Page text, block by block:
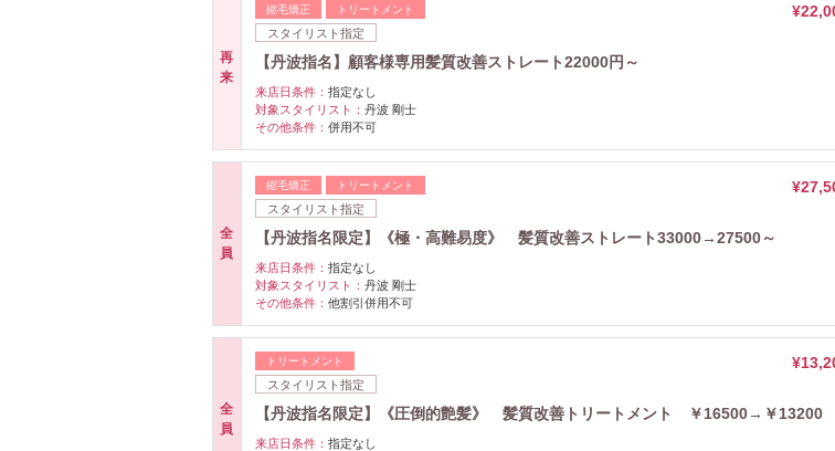
再
来
縮毛矯正 トリートメント
スタイリスト指定
【丹波指名】顧客様専用髪質改善ストレート22000円～
来店日条件： 指定なし
対象スタイリスト： 丹波 剛士
その他条件： 併用不可
全
員
縮毛矯正 トリートメント
スタイリスト指定
【丹波指名限定】《極・高難易度》 髪質改善ストレート33000→27500～
来店日条件： 指定なし
対象スタイリスト： 丹波 剛士
その他条件： 他割引併用不可
全
員
トリートメント
スタイリスト指定
【丹波指名限定】《圧倒的艶髪》 髪質改善トリートメント ￥16500→￥13200
来店日条件： 指定なし